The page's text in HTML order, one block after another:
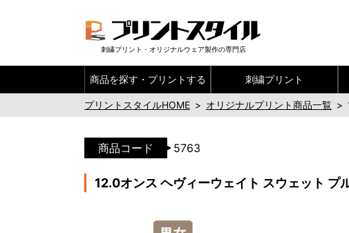
刺繍プリント・オリジナルウェア製作の専門店
商品を探す・ プリントする 刺繍プリント
プリントスタイルHOME > オリジナルプリント商品一覧 >
商品コード 5763
12.0オンス ヘヴィーウェイト スウェット プ